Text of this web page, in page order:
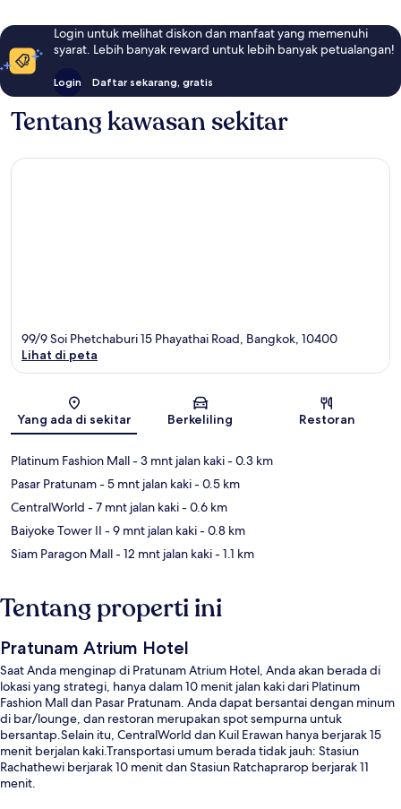
Login untuk melihat diskon dan manfaat yang memenuhi
syarat. Lebih banyak reward untuk lebih banyak petualangan!
Login Daftar sekarang, gratis
Tentang kawasan sekitar
Peta
99/9 Soi Phetchaburi 15 Phayathai Road, Bangkok, 10400
Lihat di peta
Yang ada di sekitar Berkeliling Restoran
Platinum Fashion Mall- 3 mnt jalan kaki- 0.3 km
Pasar Pratunam- 5 mnt jalan kaki- 0.5 km
CentralWorld - 7 mnt jalan kaki- 0.6 km
Baiyoke Tower II - 9 mnt jalan kaki- 0.8 km
Siam Paragon Mall- 12 mnt jalan kaki- 1.1 km
Tentang properti ini
Pratunam Atrium Hotel
Saat Anda menginap di Pratunam Atrium Hotel, Anda akan berada di
lokasi yang strategi, hanya dalam 10 menit jalan kaki dari Platinum
Fashion Mall dan Pasar Pratunam. Anda dapat bersantai dengan minum
di bar/lounge, dan restoran merupakan spot sempurna untuk
bersantap.Selain itu, CentralWorld dan Kuil Erawan hanya berjarak 15
menit berjalan kaki.Transportasi umum berada tidak jauh: Stasiun
Rachathewi berjarak 10 menit dan Stasiun Ratchaprarop berjarak 11
menit.